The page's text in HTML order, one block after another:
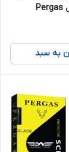
وایلی نایس مدل Pergas
به سبد